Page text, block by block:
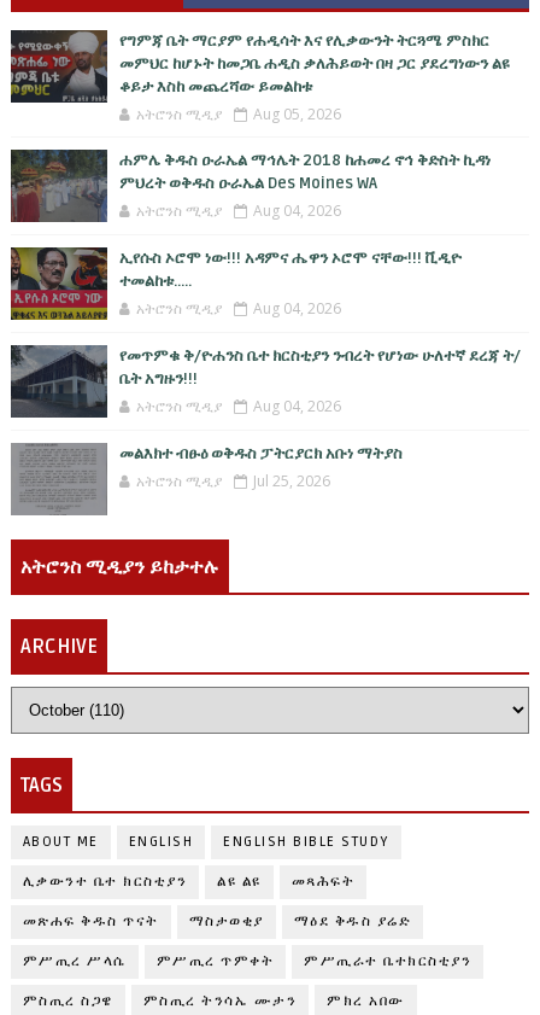
የግምጃ ቤት ማርያም የሐዲሳት እና የሊቃውንት ትርጓሜ ምስክር
መምህር ከሆኑት ከመጋቤ ሐዲስ ቃለሕይወት በዛ ጋር ያደረግነውን ልዩ
ቆይታ እስከ መጨረሻው ይመልከቱ
አትሮንስ ሚዲያ Aug 05, 2026
ሐምሌ ቅዱስ ዑራኤል ማኅሌት 2018 ከሐመረ ኖኅ ቅድስት ኪዳነ
ምህረት ወቅዱስ ዑራኤል Des Moines WA
አትሮንስ ሚዲያ Aug 04, 2026
ኢየሱስ ኦሮሞ ነው!!! አዳምና ሔዋን ኦሮሞ ናቸው!!! ቪዲዮ
ተመልከቱ.....
አትሮንስ ሚዲያ Aug 04, 2026
የመጥምቁ ቅ/ዮሐንስ ቤተ ክርስቲያን ንብረት የሆነው ሁለተኛ ደረጃ ት/
ቤት አግዙን!!!
አትሮንስ ሚዲያ Aug 04, 2026
መልእክተ ብፁዕ ወቅዱስ ፓትርያርክ አቡነ ማትያስ
አትሮንስ ሚዲያ Jul 25, 2026
አትሮንስ ሚዲያን ይከታተሉ
ARCHIVE
TAGS
ABOUT ME ENGLISH ENGLISH BIBLE STUDY
ሊቃውንተ ቤተ ክርስቲያን ልዩ ልዩ መጻሕፍት
መጽሐፍ ቅዱስ ጥናት ማስታወቂያ ማዕደ ቅዱስ ያሬድ
ምሥጢረ ሥላሴ ምሥጢረ ጥምቀት ምሥጢራተ ቤተክርስቲያን
ምስጢረ ስጋዌ ምስጢረ ትንሳኤ ሙታን ምክረ አበው